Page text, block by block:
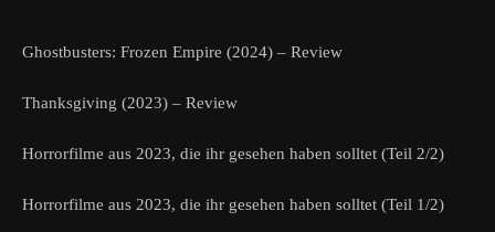
Ghostbusters: Frozen Empire (2024) – Review
Thanksgiving (2023) – Review
Horrorfilme aus 2023, die ihr gesehen haben solltet (Teil 2/2)
Horrorfilme aus 2023, die ihr gesehen haben solltet (Teil 1/2)